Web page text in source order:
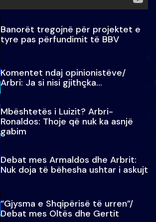
Banorët tregojnë për projektet e
tyre pas përfundimit të BBV
Komentet ndaj opinionistëve/
Arbri: Ja si nisi gjithçka…
Mbështetës i Luizit? Arbri-
Ronaldos: Thoje që nuk ka asnjë
gabim
Debat mes Armaldos dhe Arbrit:
Nuk doja të bëhesha ushtar i askujt
“Gjysma e Shqipërisë të urren”/
Debat mes Oltës dhe Gertit